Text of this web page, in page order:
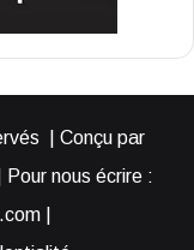
| Conçu par
nous écrire :
|